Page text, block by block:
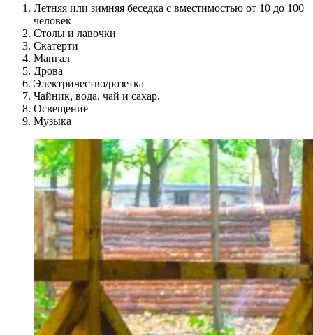
Летняя или зимняя беседка с вместимостью от 10 до 100
человек
Столы и лавочки
Скатерти
Мангал
Дрова
Электричество/розетка
Чайник, вода, чай и сахар.
Освещение
Музыка